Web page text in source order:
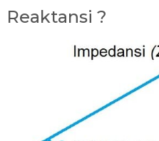
Reaktansi ?